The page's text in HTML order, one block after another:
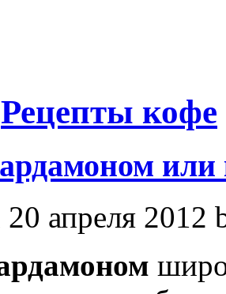
Рецепты кофе
или
20 апреля 2012